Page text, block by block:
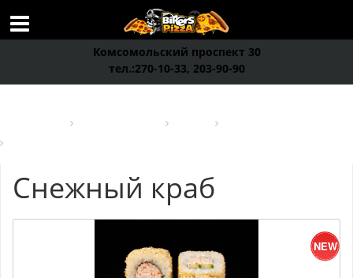
Комсомольский проспект 30
тел.:270-10-33, 203-90-90
Снежный краб
NEW